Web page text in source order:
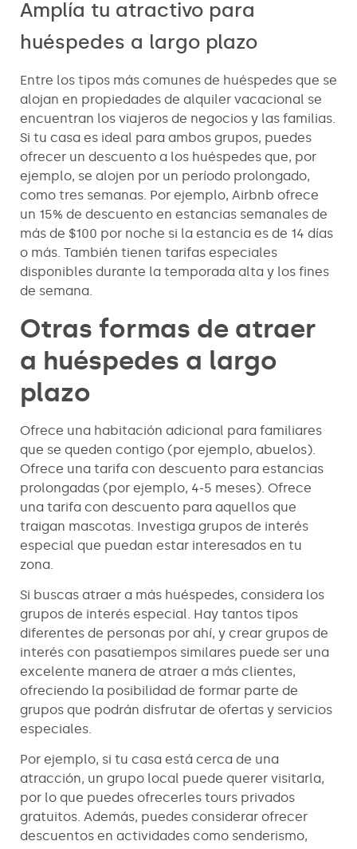
Amplía tu atractivo para
huéspedes a largo plazo
Entre los tipos más comunes de huéspedes que se
alojan en propiedades de alquiler vacacional se
encuentran los viajeros de negocios y las familias.
Si tu casa es ideal para ambos grupos, puedes
ofrecer un descuento a los huéspedes que, por
ejemplo, se alojen por un período prolongado,
como tres semanas. Por ejemplo, Airbnb ofrece
un 15% de descuento en estancias semanales de
más de $100 por noche si la estancia es de 14 días
o más. También tienen tarifas especiales
disponibles durante la temporada alta y los fines
de semana.
Otras formas de atraer
a huéspedes a largo
plazo
Ofrece una habitación adicional para familiares
que se queden contigo (por ejemplo, abuelos).
Ofrece una tarifa con descuento para estancias
prolongadas (por ejemplo, 4-5 meses). Ofrece
una tarifa con descuento para aquellos que
traigan mascotas. Investiga grupos de interés
especial que puedan estar interesados en tu
zona.
Si buscas atraer a más huéspedes, considera los
grupos de interés especial. Hay tantos tipos
diferentes de personas por ahí, y crear grupos de
interés con pasatiempos similares puede ser una
excelente manera de atraer a más clientes,
ofreciendo la posibilidad de formar parte de
grupos que podrán disfrutar de ofertas y servicios
especiales.
Por ejemplo, si tu casa está cerca de una
atracción, un grupo local puede querer visitarla,
por lo que puedes ofrecerles tours privados
gratuitos. Además, puedes considerar ofrecer
descuentos en actividades como senderismo,